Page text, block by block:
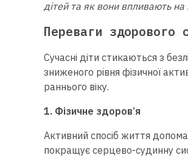
дітей та як вони впливають на
Переваги здорового
Сучасні діти стикаються з
зниженого рівня фізичної
раннього віку.
1. Фізичне здоров’я
Активний спосіб життя
покращує серцево-судинну